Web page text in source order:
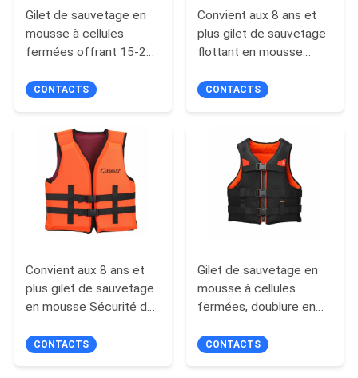
NOUS
CONTACTER
NOUVELLES
DEMANDEZ
UN DEVIS
PLAN
DU
SITE
Gilet de sauvetage en
mousse à cellules
fermées offrant 15-20
flottabilité, adapté aux
sécurité marine
professionnels
CONTACTS
Convient aux 8 ans et
plus gilet de sauvetage
flottant en mousse
en cellule fermée pour
confortables
CONTACTS
Convient aux 8 ans et
plus gilet de sauvetage
en mousse Sécurité de
Essentiel pour les
CONTACTS
Gilet de sauvetage en
mousse à cellules
fermées, doublure en
pour un confort maximal
CONTACTS